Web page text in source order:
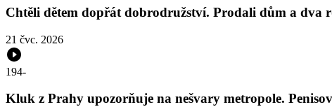
Chtěli dětem dopřát dobrodružství. Prodali dům a
21 čvc. 2026
194-
Kluk z Prahy upozorňuje na nešvary metropole.